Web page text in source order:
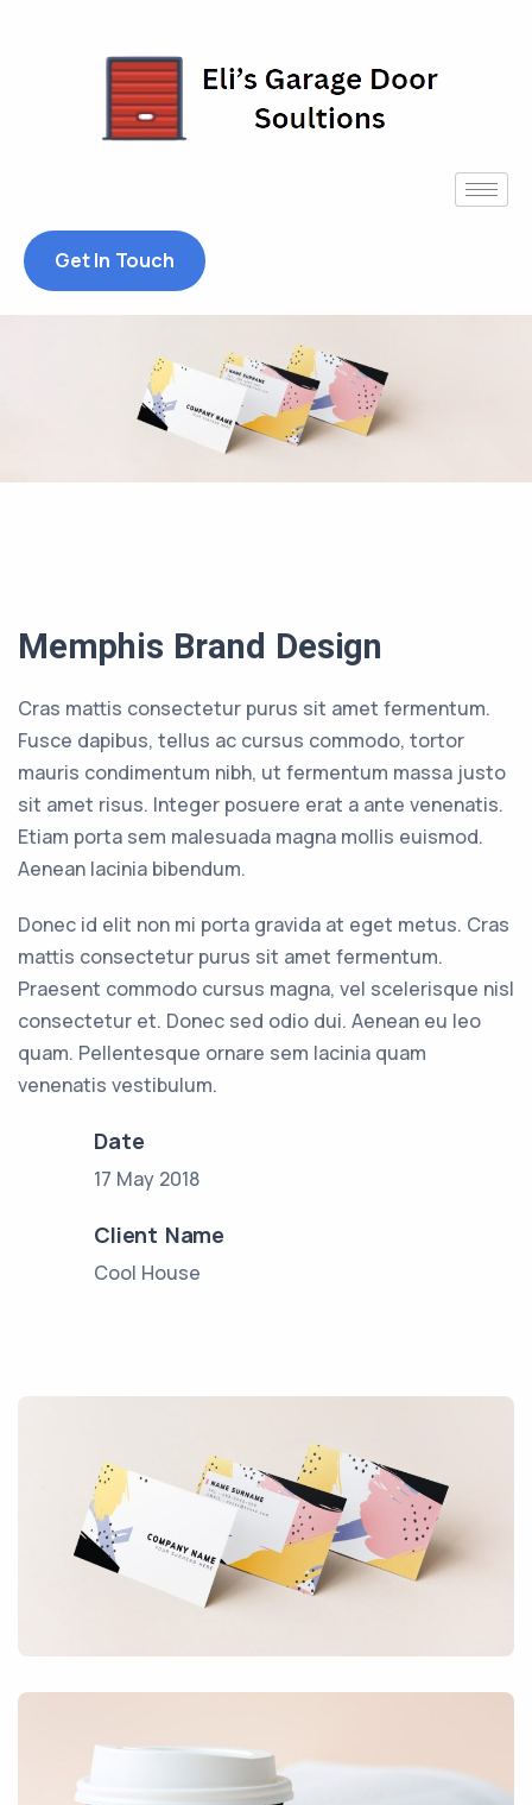
Get In Touch
Memphis Brand Design
Cras mattis consectetur purus sit amet fermentum.
Fusce dapibus, tellus ac cursus commodo, tortor
mauris condimentum nibh, ut fermentum massa justo
sit amet risus. Integer posuere erat a ante venenatis.
Etiam porta sem malesuada magna mollis euismod.
Aenean lacinia bibendum.
Donec id elit non mi porta gravida at eget metus. Cras
mattis consectetur purus sit amet fermentum.
Praesent commodo cursus magna, vel scelerisque nisl
consectetur et. Donec sed odio dui. Aenean eu leo
quam. Pellentesque ornare sem lacinia quam
venenatis vestibulum.
Date
17 May 2018
Client Name
Cool House